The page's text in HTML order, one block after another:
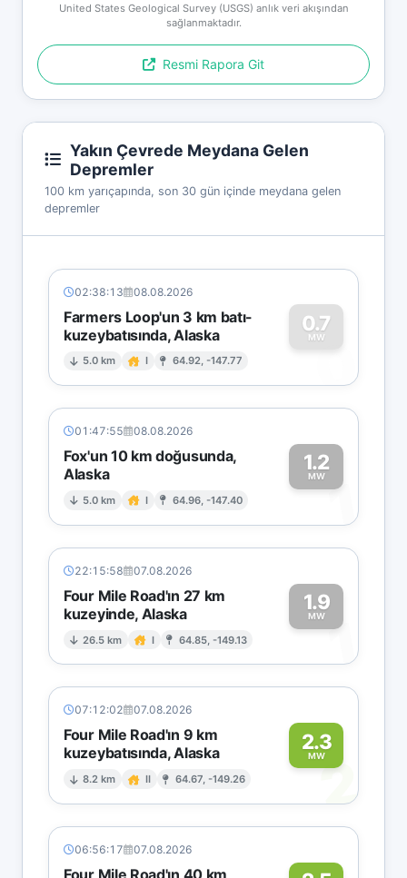
United States Geological Survey (USGS) anlık veri akışından
sağlanmaktadır.
Resmi Rapora Git
Yakın Çevrede Meydana Gelen
Depremler
100 km yarıçapında, son 30 gün içinde meydana gelen
depremler
02:38:13 08.08.2026
Farmers Loop'un 3 km batı-
kuzeybatısında, Alaska
5.0 km I 64.92, -147.77
0.7
MW
0
01:47:55 08.08.2026
Fox'un 10 km doğusunda,
Alaska
5.0 km I 64.96, -147.40
1.2
MW1
22:15:58 07.08.2026
Four Mile Road'ın 27 km
kuzeyinde, Alaska
26.5 km I 64.85, -149.13
1.9
MW1
07:12:02 07.08.2026
Four Mile Road'ın 9 km
kuzeybatısında, Alaska
8.2 km II 64.67, -149.26
2.3
MW2
06:56:17 07.08.2026
Four Mile Road'ın 40 km